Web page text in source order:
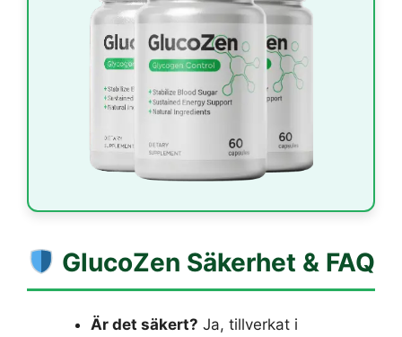
GlucoZen Säkerhet & FAQ
Är det säkert? Ja, tillverkat i